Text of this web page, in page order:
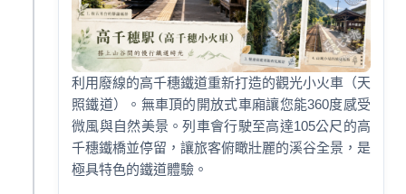
利用廢線的高千穗鐵道重新打造的觀光小火車（天
照鐵道）。無車頂的開放式車廂讓您能360度感受
微風與自然美景。列車會行駛至高達105公尺的高
千穗鐵橋並停留，讓旅客俯瞰壯麗的溪谷全景，是
極具特色的鐵道體驗。